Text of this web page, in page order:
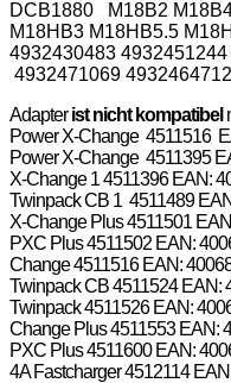
DCB1880 M18B2
M18HB3 M18HB5.5
4932430483
4932471069
Adapterist nicht kompatibel
Power X-Change 4511516
Power X-Change 4511395
X-Change 14511396 EAN:
Twinpack CB 1 4511489
X-Change Plus4511501
PXC Plus4511502 EAN:
Change4511516 EAN:
Twinpack CB4511524 EAN:
Twinpack4511526 EAN:
Change Plus4511553 EAN:
PXC Plus4511600 EAN:
4A Fastcharger4512114